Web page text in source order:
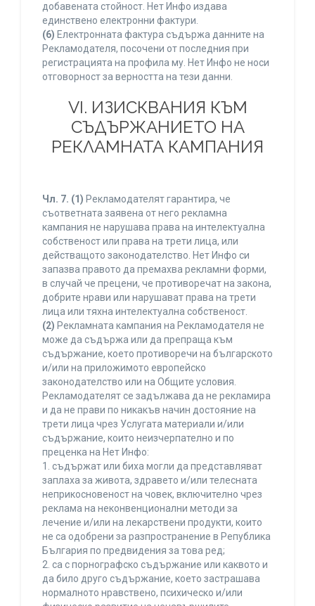
добавената стойност. Нет Инфо издава
единствено електронни фактури.
(6) Електронната фактура съдържа данните на
Рекламодателя, посочени от последния при
регистрацията на профила му. Нет Инфо не носи
отговорност за верността на тези данни.
VI. ИЗИСКВАНИЯ КЪМ
СЪДЪРЖАНИЕТО НА
РЕКЛАМНАТА КАМПАНИЯ
Чл. 7. (1) Рекламодателят гарантира, че
съответната заявена от него рекламна
кампания не нарушава права на интелектуална
собственост или права на трети лица, или
действащото законодателство. Нет Инфо си
запазва правото да премахва рекламни форми,
в случай че прецени, че противоречат на закона,
добрите нрави или нарушават права на трети
лица или тяхна интелектуална собственост.
(2) Рекламната кампания на Рекламодателя не
може да съдържа или да препраща към
съдържание, което противоречи на българското
и/или на приложимото европейско
законодателство или на Общите условия.
Рекламодателят се задължава да не рекламира
и да не прави по никакъв начин достояние на
трети лица чрез Услугата материали и/или
съдържание, които неизчерпателно и по
преценка на Нет Инфо:
1. съдържат или биха могли да представляват
заплаха за живота, здравето и/или телесната
неприкосновеност на човек, включително чрез
реклама на неконвенционални методи за
лечение и/или на лекарствени продукти, които
не са одобрени за разпространение в Република
България по предвидения за това ред;
2. са с порнографско съдържание или каквото и
да било друго съдържание, което застрашава
нормалното нравствено, психическо и/или